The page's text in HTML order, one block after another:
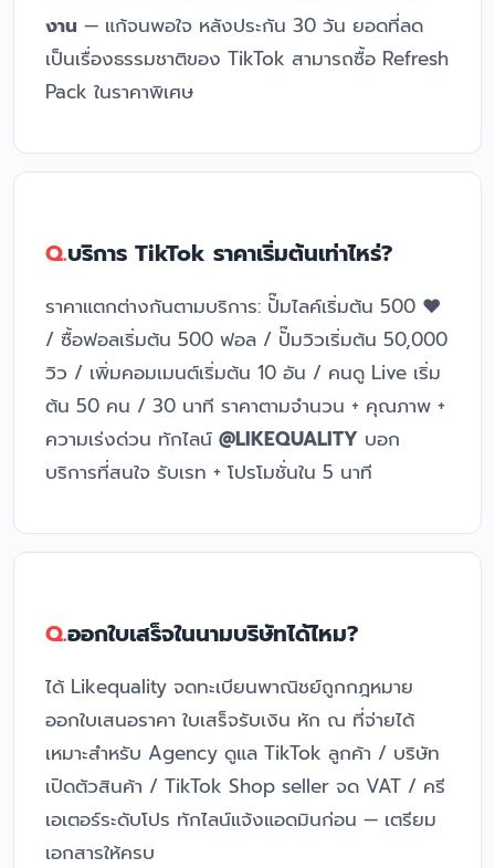
งาน — แก้จนพอใจ หลังประกัน 30 วัน ยอดที่ลด
เป็นเรื่องธรรมชาติของ TikTok สามารถซื้อ Refresh
Pack ในราคาพิเศษ
บริการ TikTok ราคาเริ่มต้นเท่าไหร่?
ราคาแตกต่างกันตามบริการ: ปั๊มไลค์เริ่มต้น 500 ❤️
/ ซื้อฟอลเริ่มต้น 500 ฟอล / ปั๊มวิวเริ่มต้น 50,000
วิว / เพิ่มคอมเมนต์เริ่มต้น 10 อัน / คนดู Live เริ่ม
ต้น 50 คน / 30 นาที ราคาตามจำนวน + คุณภาพ +
ความเร่งด่วน ทักไลน์ @LIKEQUALITY บอก
บริการที่สนใจ รับเรท + โปรโมชั่นใน 5 นาที
ออกใบเสร็จในนามบริษัทได้ไหม?
ได้ Likequality จดทะเบียนพาณิชย์ถูกกฎหมาย
ออกใบเสนอราคา ใบเสร็จรับเงิน หัก ณ ที่จ่ายได้
เหมาะสำหรับ Agency ดูแล TikTok ลูกค้า / บริษัท
เปิดตัวสินค้า / TikTok Shop seller จด VAT / ครี
เอเตอร์ระดับโปร ทักไลน์แจ้งแอดมินก่อน — เตรียม
เอกสารให้ครบ